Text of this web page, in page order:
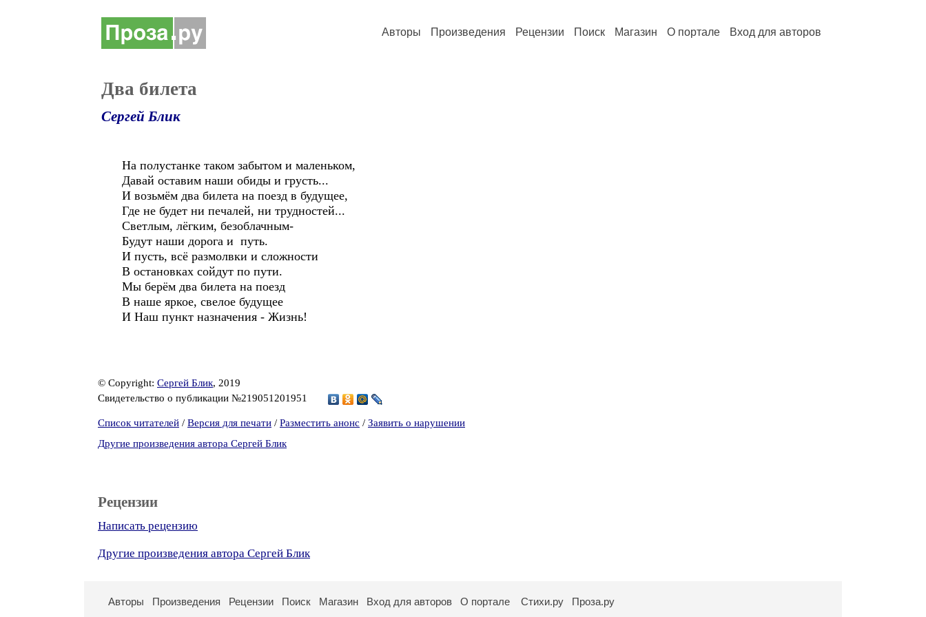
Авторы Произведения Рецензии Поиск Магазин О портале Вход для авторов
Два билета
Сергей Блик
На полустанке таком забытом и маленьком,
Давай оставим наши обиды и грусть...
И возьмём два билета на поезд в будущее,
Где не будет ни печалей, ни трудностей...
Светлым, лёгким, безоблачным-
Будут наши дорога и путь.
И пусть, всё размолвки и сложности
В остановках сойдут по пути.
Мы берём два билета на поезд
В наше яркое, свелое будущее
И Наш пункт назначения - Жизнь!
© Copyright: Сергей Блик, 2019
Свидетельство о публикации №219051201951
Список читателей / Версия для печати / Разместить анонс / Заявить о нарушении
Другие произведения автора Сергей Блик
Рецензии
Написать рецензию
Другие произведения автора Сергей Блик
Авторы Произведения Рецензии Поиск Магазин Вход для авторов О портале Стихи.ру Проза.ру